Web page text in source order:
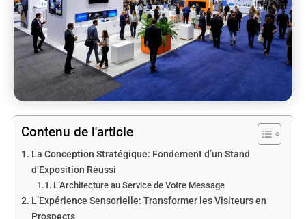
Contenu de l'article
La Conception Stratégique: Fondement d’un Stand
d’Exposition Réussi
L’Architecture au Service de Votre Message
L’Expérience Sensorielle: Transformer les Visiteurs en